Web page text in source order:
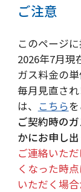
ご注意
このページ
2026年7月現
ガス料金の
毎月見直さ
は、 こちら
ご契約時の
かにお申し出
ご連絡いた
くなった時
いただく場合